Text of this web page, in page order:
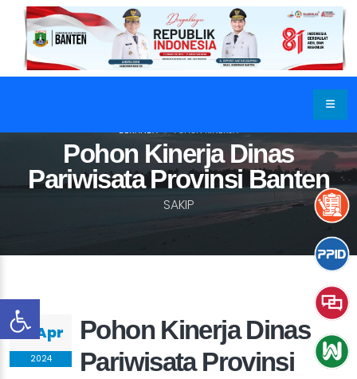
Pohon Kinerja Dinas
Pariwisata Provinsi Banten
SAKIP
BERANDA POHON KINERJA
01 Apr
2024
Pohon Kinerja Dinas
Pariwisata Provinsi